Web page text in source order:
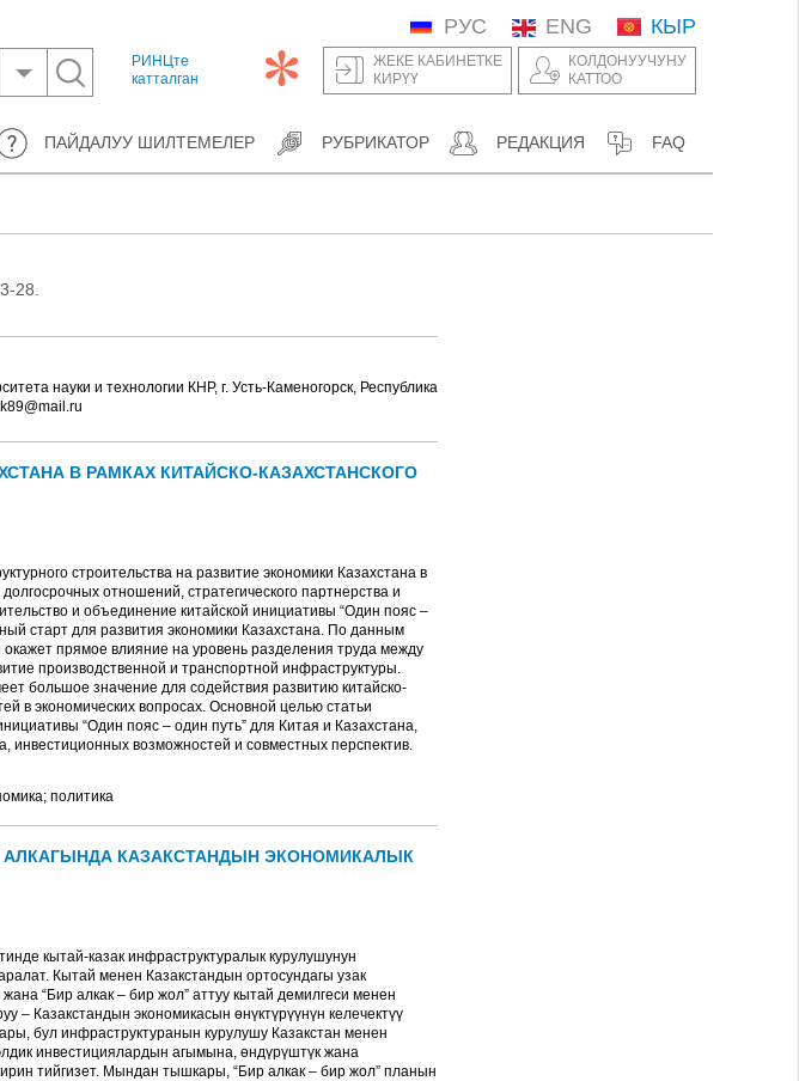
РИНЦте
катталган
РУС ENG КЫР
ЖЕКЕ КАБИНЕТКЕ
КИРҮҮ
КОЛДОНУУЧУНУ
КАТТОО
ПАЙДАЛУУ ШИЛТЕМЕЛЕР РУБРИКАТОР РЕДАКЦИЯ FAQ
28.
науки и технологии КНР, г. Усть-Каменогорск, Республика
В РАМКАХ КИТАЙСКО-КАЗАХСТАНСКОГО
строительства на развитие экономики Казахстана в
отношений, стратегического партнерства и
и объединение китайской инициативы “Один пояс ‒
старт для развития экономики Казахстана. По данным
прямое влияние на уровень разделения труда между
производственной и транспортной инфраструктуры.
большое значение для содействия развитию китайско-
в экономических вопросах. Основной целью статьи
“Один пояс ‒ один путь” для Китая и Казахстана,
инвестиционных возможностей и совместных перспектив.
политика
АЛКАГЫНДА КАЗАКСТАНДЫН ЭКОНОМИКАЛЫК
кытай-казак инфраструктуралык курулушунун
Кытай менен Казакстандын ортосундагы узак
“Бир алкак – бир жол” аттуу кытай демилгеси менен
– Казакстандын экономикасын өнүктүрүүнүн келечектүү
бул инфраструктуранын курулушу Казакстан менен
инвестициялардын агымына, өндүрүштүк жана
тийгизет. Мындан тышкары, “Бир алкак – бир жол” планын